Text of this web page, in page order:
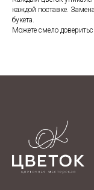
каждой поставке.
букета.
Можете смело